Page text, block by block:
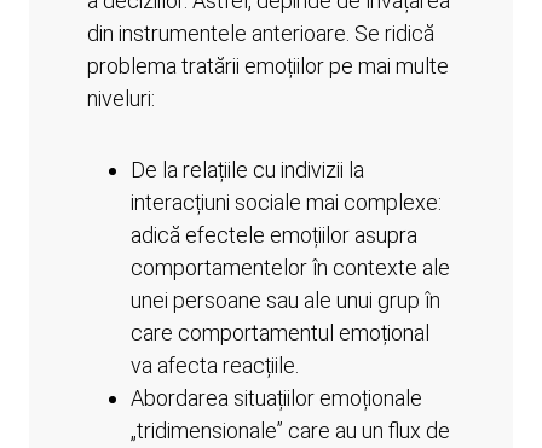
din instrumentele anterioare. Se ridică
problema tratării emoțiilor pe mai multe
niveluri:
De la relațiile cu indivizii la
interacțiuni sociale mai complexe:
adică efectele emoțiilor asupra
comportamentelor în contexte ale
unei persoane sau ale unui grup în
care comportamentul emoțional
va afecta reacțiile.
Abordarea situațiilor emoționale
„tridimensionale” care au un flux de